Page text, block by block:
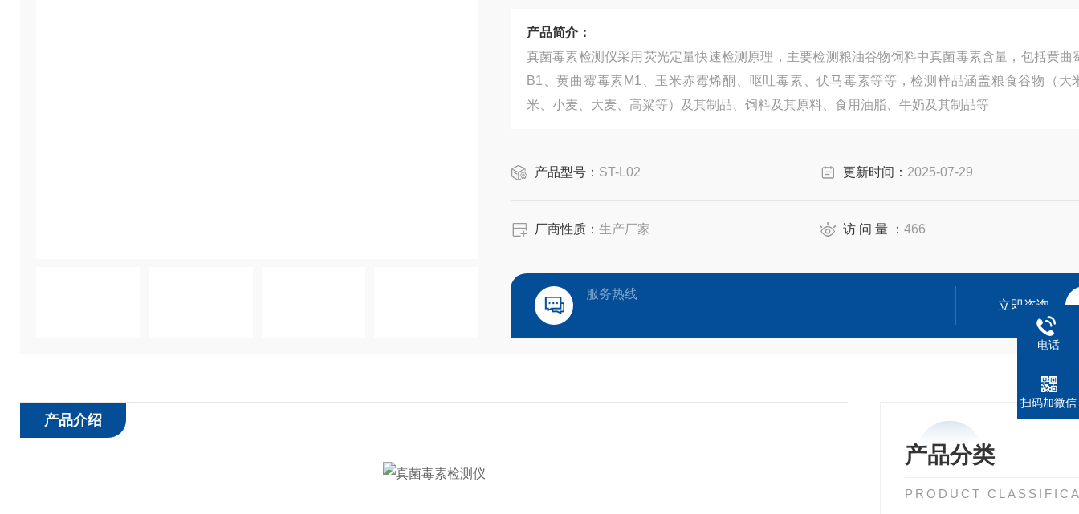
产品简介：
真菌毒素检测仪采用荧光定量快速检测原理，主要检测粮油谷物饲料中真菌毒素含量，包括黄曲
B1、黄曲霉毒素M1、玉米赤霉烯酮、呕吐毒素、伏马毒素等等，检测样品涵盖粮食谷物（大
米、小麦、大麦、高粱等）及其制品、饲料及其原料、食用油脂、牛奶及其制品等
产品型号： ST-L02 更新时间： 2025-07-29
厂商性质： 生产厂家 访 问 量 ：466
服务热线
立即咨询
产品分类
PRODUCT
产品介绍
电话
扫码加微信